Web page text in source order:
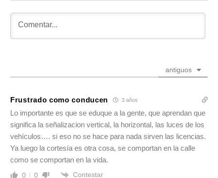
antiguos
Frustrado como conducen 3 años
Lo importante es que se eduque a la gente, que aprendan que
significa la señalizacion vertical, la horizontal, las luces de los
vehículos…. si eso no se hace para nada sirven las licencias.
Ya luego la cortesía es otra cosa, se comportan en la calle
como se comportan en la vida.
0 0 Contestar